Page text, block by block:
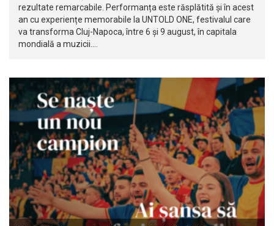
rezultate remarcabile. Performanța este răsplătită și în acest
an cu experiențe memorabile la UNTOLD ONE, festivalul care
va transforma Cluj-Napoca, între 6 și 9 august, în capitala
mondială a muzicii.…